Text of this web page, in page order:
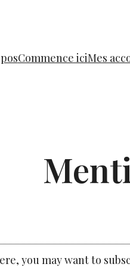
Commence iciMes
you may want to